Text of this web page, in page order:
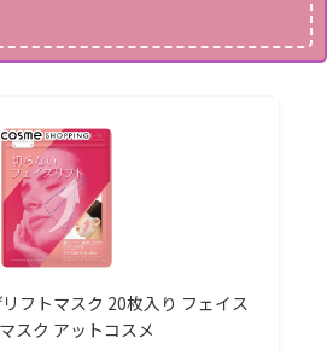
フトマスク 20枚入り フェイス
スク アットコスメ